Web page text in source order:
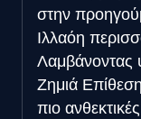
στην
Ιλλαόη
Λαμβάνοντας
Ζημιά
πιο